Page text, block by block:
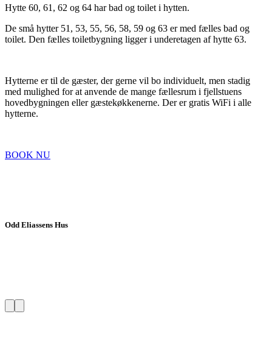
Hytte 60, 61, 62 og 64 har bad og toilet i hytten.
De små hytter 51, 53, 55, 56, 58, 59 og 63 er med fælles bad og
toilet. Den fælles toiletbygning ligger i underetagen af hytte 63.
Hytterne er til de gæster, der gerne vil bo individuelt, men stadig
med mulighed for at anvende de mange fællesrum i fjellstuens
hovedbygningen eller gæstekøkkenerne. Der er gratis WiFi i alle
hytterne.
BOOK NU
Odd Eliassens Hus